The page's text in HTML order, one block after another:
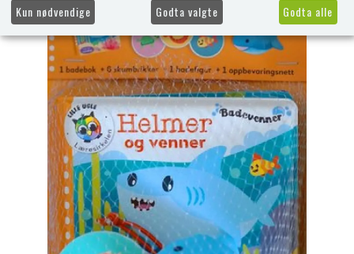
Kun nødvendige Godta valgte Godta alle